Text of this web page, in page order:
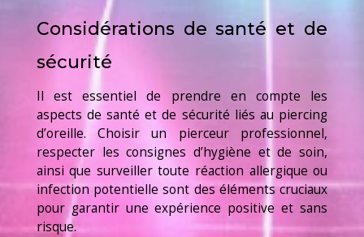
Considérations de santé et de
sécurité
Il est essentiel de prendre en compte les
aspects de santé et de sécurité liés au piercing
d’oreille. Choisir un pierceur professionnel,
respecter les consignes d’hygiène et de soin,
ainsi que surveiller toute réaction allergique ou
infection potentielle sont des éléments cruciaux
pour garantir une expérience positive et sans
risque.